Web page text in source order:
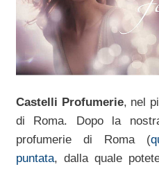
Castelli Profumerie, nel
di Roma. Dopo la
profumerie di Roma (
puntata, dalla quale